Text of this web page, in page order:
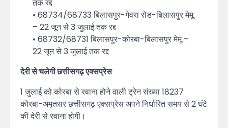
तक रद्द
• 68734/68733 बिलासपुर-गेवरा रोड-बिलासपुर मेमू
– 22 जून से 3 जुलाई तक रद्द
• 68732/68731 बिलासपुर-कोरबा-बिलासपुर मेमू –
22 जून से 3 जुलाई तक रद्द
देरी से चलेगी छत्तीसगढ़ एक्सप्रेस
1 जुलाई को कोरबा से रवाना होने वाली ट्रेन संख्या 18237
कोरबा-अमृतसर छत्तीसगढ़ एक्सप्रेस अपने निर्धारित समय से 2 घंटे
की देरी से रवाना होगी।